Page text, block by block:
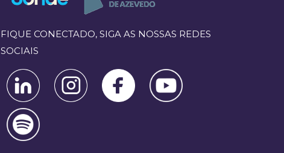
FIQUE CONECTADO, SIGA AS NOSSAS REDES
SOCIAIS